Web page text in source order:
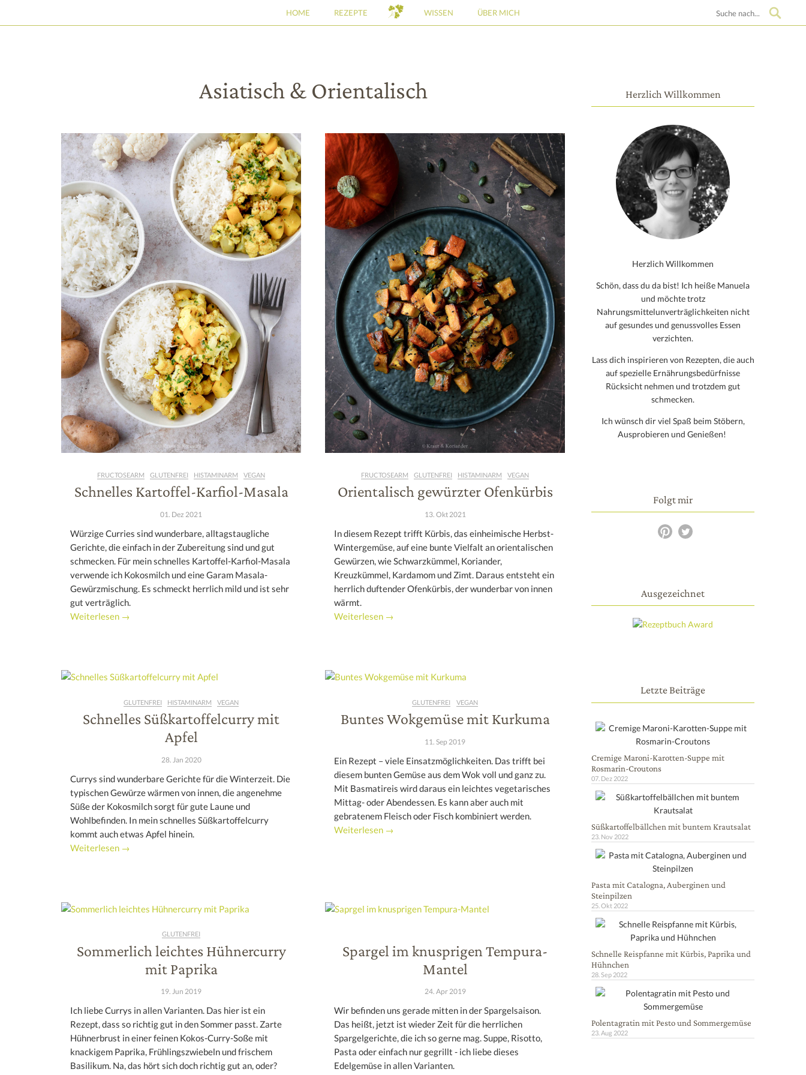
HAUPTNAVIGATION
HOME REZEPTE WISSEN ÜBER MICH Suche
Asiatisch & Orientalisch
FRUCTOSEARM GLUTENFREI HISTAMINARM VEGAN
Schnelles Kartoffel-Karfiol-Masala
01. Dez 2021
Würzige Curries sind wunderbare, alltagstaugliche
Gerichte, die einfach in der Zubereitung sind und gut
schmecken. Für mein schnelles Kartoffel-Karfiol-Masala
verwende ich Kokosmilch und eine Garam Masala-
Gewürzmischung. Es schmeckt herrlich mild und ist sehr
gut verträglich.
Weiterlesen →
FRUCTOSEARM GLUTENFREI HISTAMINARM VEGAN
Orientalisch gewürzter Ofenkürbis
13. Okt 2021
In diesem Rezept trifft Kürbis, das einheimische Herbst-
Wintergemüse, auf eine bunte Vielfalt an orientalischen
Gewürzen, wie Schwarzkümmel, Koriander,
Kreuzkümmel, Kardamom und Zimt. Daraus entsteht ein
herrlich duftender Ofenkürbis, der wunderbar von innen
wärmt.
Weiterlesen →
GLUTENFREI HISTAMINARM VEGAN
Schnelles Süßkartoffelcurry mit
Apfel
28. Jan 2020
Currys sind wunderbare Gerichte für die Winterzeit. Die
typischen Gewürze wärmen von innen, die angenehme
Süße der Kokosmilch sorgt für gute Laune und
Wohlbefinden. In mein schnelles Süßkartoffelcurry
kommt auch etwas Apfel hinein.
Weiterlesen →
GLUTENFREI VEGAN
Buntes Wokgemüse mit Kurkuma
11. Sep 2019
Ein Rezept – viele Einsatzmöglichkeiten. Das trifft bei
diesem bunten Gemüse aus dem Wok voll und ganz zu.
Mit Basmatireis wird daraus ein leichtes vegetarisches
Mittag- oder Abendessen. Es kann aber auch mit
gebratenem Fleisch oder Fisch kombiniert werden.
Weiterlesen →
GLUTENFREI
Sommerlich leichtes Hühnercurry
mit Paprika
19. Jun 2019
Ich liebe Currys in allen Varianten. Das hier ist ein
Rezept, dass so richtig gut in den Sommer passt. Zarte
Hühnerbrust in einer feinen Kokos-Curry-Soße mit
knackigem Paprika, Frühlingszwiebeln und frischem
Basilikum. Na, das hört sich doch richtig gut an, oder?
Spargel im knusprigen Tempura-
Mantel
24. Apr 2019
Wir befinden uns gerade mitten in der Spargelsaison.
Das heißt, jetzt ist wieder Zeit für die herrlichen
Spargelgerichte, die ich so gerne mag. Suppe, Risotto,
Pasta oder einfach nur gegrillt - ich liebe dieses
Edelgemüse in allen Varianten.
Herzlich Willkommen
Herzlich Willkommen
Schön, dass du da bist! Ich heiße Manuela
und möchte trotz
Nahrungsmittelunverträglichkeiten nicht
auf gesundes und genussvolles Essen
verzichten.
Lass dich inspirieren von Rezepten, die auch
auf spezielle Ernährungsbedürfnisse
Rücksicht nehmen und trotzdem gut
schmecken.
Ich wünsch dir viel Spaß beim Stöbern,
Ausprobieren und Genießen!
Folgt mir
Ausgezeichnet
Letzte Beiträge
Cremige Maroni-Karotten-Suppe mit
Rosmarin-Croutons
07. Dez 2022
Süßkartoffelbällchen mit buntem Krautsalat
23. Nov 2022
Pasta mit Catalogna, Auberginen und
Steinpilzen
25. Okt 2022
Schnelle Reispfanne mit Kürbis, Paprika und
Hühnchen
28. Sep 2022
Polentagratin mit Pesto und Sommergemüse
23. Aug 2022